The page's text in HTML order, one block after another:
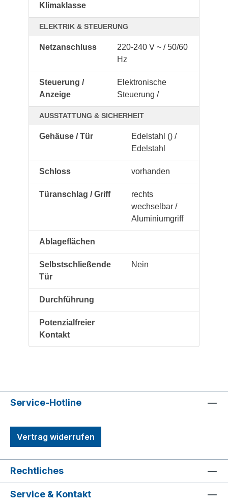
Klimaklasse
ELEKTRIK & STEUERUNG
Netzanschluss
220-240 V ~ / 50/60
Hz
Steuerung /
Anzeige
Elektronische
Steuerung /
AUSSTATTUNG & SICHERHEIT
Gehäuse / Tür
Edelstahl () /
Edelstahl
Schloss vorhanden
Türanschlag / Griff
rechts
wechselbar /
Aluminiumgriff
Ablageflächen
Selbstschließende
Tür
Nein
Durchführung
Potenzialfreier
Kontakt
Service-Hotline
Vertrag widerrufen
Rechtliches
Service & Kontakt